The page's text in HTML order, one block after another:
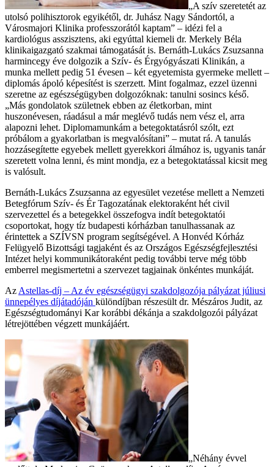
„A szív szeretetét az
utolsó polihisztorok egyikétől, dr. Juhász Nagy Sándortól, a
Városmajori Klinika professzorától kaptam” – idézi fel a
kardiológus asszisztens, aki egyúttal kiemeli dr. Merkely Béla
klinikaigazgató szakmai támogatását is. Bernáth-Lukács Zsuzsanna
harmincegy éve dolgozik a Szív- és Érgyógyászati Klinikán, a
munka mellett pedig 51 évesen – két egyetemista gyermeke mellett –
diplomás ápoló képesítést is szerzett. Mint fogalmaz, ezzel üzenni
szeretne az egészségügyben dolgozóknak: tanulni sosincs késő.
„Más gondolatok születnek ebben az életkorban, mint
huszonévesen, ráadásul a már meglévő tudás nem vész el, arra
alapozni lehet. Diplomamunkám a betegoktatásról szólt, ezt
próbálom a gyakorlatban is megvalósítani” – mutat rá. A tanulás
hozzásegítette egyebek mellett gyerekkori álmához is, ugyanis tanár
szeretett volna lenni, és mint mondja, ez a betegoktatással kicsit meg
is valósult.
Bernáth-Lukács Zsuzsanna az egyesület vezetése mellett a Nemzeti
Betegfórum Szív- és Ér Tagozatának elektoraként hét civil
szervezettel és a betegekkel összefogva indít betegoktatói
csoportokat, hogy tíz budapesti kórházban tanulhassanak az
érintettek a SZÍVSN program segítségével. A Honvéd Kórház
Felügyelő Bizottsági tagjaként és az Országos Egészségfejlesztési
Intézet helyi kommunikátoraként pedig további terve még több
emberrel megismertetni a szervezet tagjainak önkéntes munkáját.
Az Astellas-díj – Az év egészségügyi szakdolgozója pályázat júliusi
ünnepélyes díjátadóján különdíjban részesült dr. Mészáros Judit, az
Egészségtudományi Kar korábbi dékánja a szakdolgozói pályázat
létrejöttében végzett munkájáért.
„Néhány évvel